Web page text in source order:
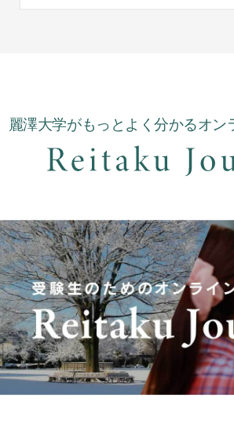
麗澤大学がもっとよく分かるオン